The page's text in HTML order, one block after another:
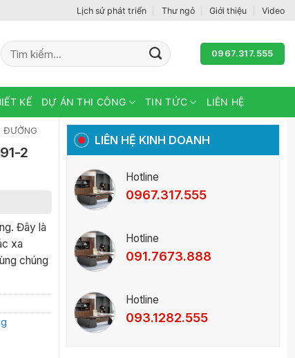
Lịch sử phát triển Thư ngỏ Giới thiệu Video
Tìm
kiếm:
0967.317.555
KẾ DỰ ÁN THI CÔNG TIN TỨC LIÊN HỆ
ĐƯỜNG
2
Đây là
xa
chúng
LIÊN HỆ KINH DOANH
Hotline
0967.317.555
Hotline
091.7673.888
Hotline
093.1282.555